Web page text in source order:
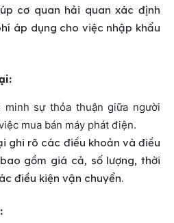
cơ quan hải quan xác định
áp dụng cho việc nhập khẩu
sự thỏa thuận giữa người
mua bán máy phát điện.
ghi rõ các điều khoản và điều
gồm giá cả, số lượng, thời
điều kiện vận chuyển.